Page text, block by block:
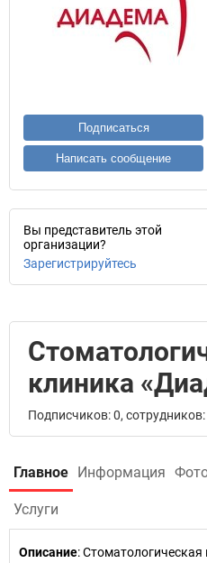
Подписаться
Написать сообщение
Вы представитель этой
организации?
Зарегистрируйтесь
клиника
Подписчиков: 0, сотрудников:
Главное Информация
Услуги
Описание: